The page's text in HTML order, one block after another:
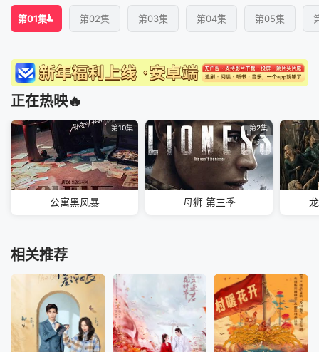
第01集 第02集 第03集 第04集 第05集
正在热映🔥
第10集
公寓黑风暴
第2集
母狮 第三季
相关推荐